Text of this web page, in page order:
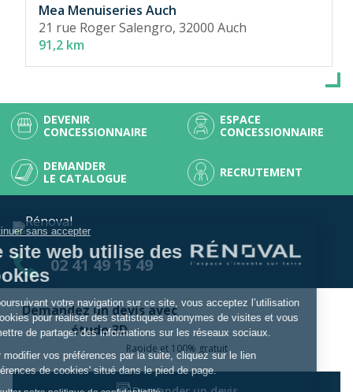
Continuer sans accepter
Ce site web utilise des
cookies
En poursuivant votre navigation sur ce site, vous acceptez l’utilisation
de cookies pour réaliser des statistiques anonymes de visites et vous
permettre de partager des informations sur les réseaux sociaux.
Pour modifier vos préférences par la suite, cliquez sur le lien
'Préférences de cookies' situé dans le pied de page.
Demandez un devis avec
étude 3D
Rapide et 100% gratuit
Mea Menuiseries Auch
21 rue Roger Salengro, 32000 Auch
91,2 km
02 41 49 15 49
DEVENIR
CONCESSIONNAIRE
ESPACE
CONCESSIONNAIRE
DEMANDER
LE CATALOGUE
RECRUTEMENT
© Copyright Rénoval
Rénoval Garanties Contact
Actualités
Mentions légales
RGPD Avis Rénoval